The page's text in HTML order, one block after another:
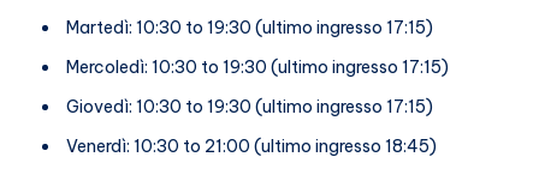
Martedì: 10:30 to 19:30 (ultimo ingresso 17:15)
Mercoledì: 10:30 to 19:30 (ultimo ingresso 17:15)
Giovedì: 10:30 to 19:30 (ultimo ingresso 17:15)
Venerdì: 10:30 to 21:00 (ultimo ingresso 18:45)